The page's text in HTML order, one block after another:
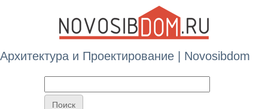
Архитектура и Проектирование | Novosibdom